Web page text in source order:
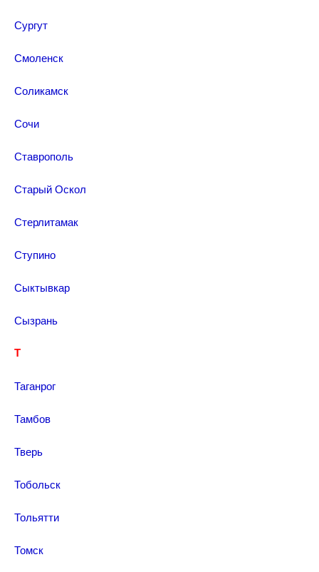
Сургут
Смоленск
Соликамск
Сочи
Ставрополь
Старый Оскол
Стерлитамак
Ступино
Сыктывкар
Сызрань
Т
Таганрог
Тамбов
Тверь
Тобольск
Тольятти
Томск